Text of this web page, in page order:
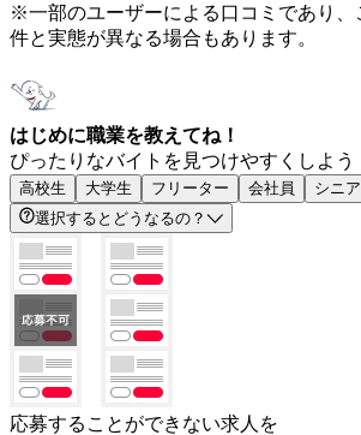
※一部のユーザーによる口コミであり、
件と実態が異なる場合もあります。
はじめに職業を教えてね！
ぴったりなバイトを見つけやすくしよう
高校生 大学生 フリーター 会社員 シニア
選択するとどうなるの？
応募することができない求人を